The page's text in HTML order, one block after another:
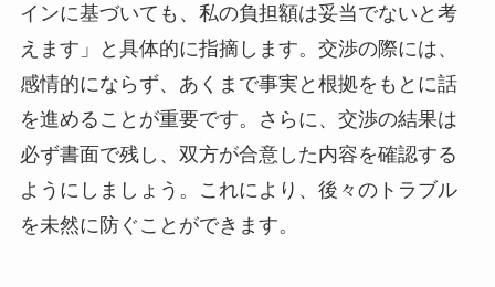
インに基づいても、私の負担額は妥当でないと考
えます」と具体的に指摘します。交渉の際には、
感情的にならず、あくまで事実と根拠をもとに話
を進めることが重要です。さらに、交渉の結果は
必ず書面で残し、双方が合意した内容を確認する
ようにしましょう。これにより、後々のトラブル
を未然に防ぐことができます。